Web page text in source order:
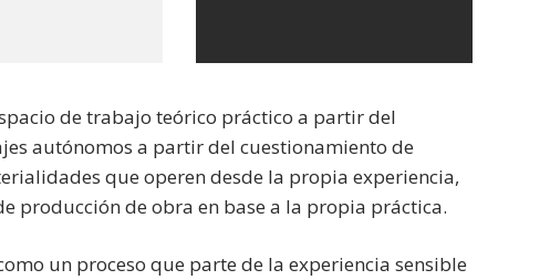
de trabajo teórico práctico a partir del
autónomos a partir del cuestionamiento de
que operen desde la propia experiencia,
producción de obra en base a la propia práctica.
un proceso que parte de la experiencia sensible